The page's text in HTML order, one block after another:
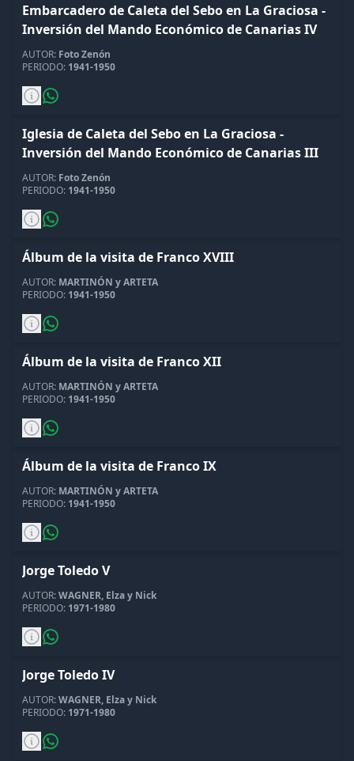
Embarcadero de Caleta del Sebo en La Graciosa -
Inversión del Mando Económico de Canarias IV
AUTOR: Foto Zenón
PERIODO: 1941-1950
Iglesia de Caleta del Sebo en La Graciosa -
Inversión del Mando Económico de Canarias III
AUTOR: Foto Zenón
PERIODO: 1941-1950
Álbum de la visita de Franco XVIII
AUTOR: MARTINÓN y ARTETA
PERIODO: 1941-1950
Álbum de la visita de Franco XII
AUTOR: MARTINÓN y ARTETA
PERIODO: 1941-1950
Álbum de la visita de Franco IX
AUTOR: MARTINÓN y ARTETA
PERIODO: 1941-1950
Jorge Toledo V
AUTOR:WAGNER, Elza y Nick
PERIODO: 1971-1980
Jorge Toledo IV
AUTOR:WAGNER, Elza y Nick
PERIODO: 1971-1980